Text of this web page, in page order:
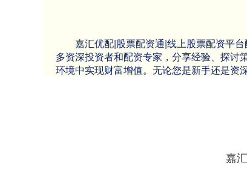
嘉汇优配|股票配资通|线上股票配资平
多资深投资者和配资专家，分享经验、探讨
环境中实现财富增值。无论您是新手还是资
嘉